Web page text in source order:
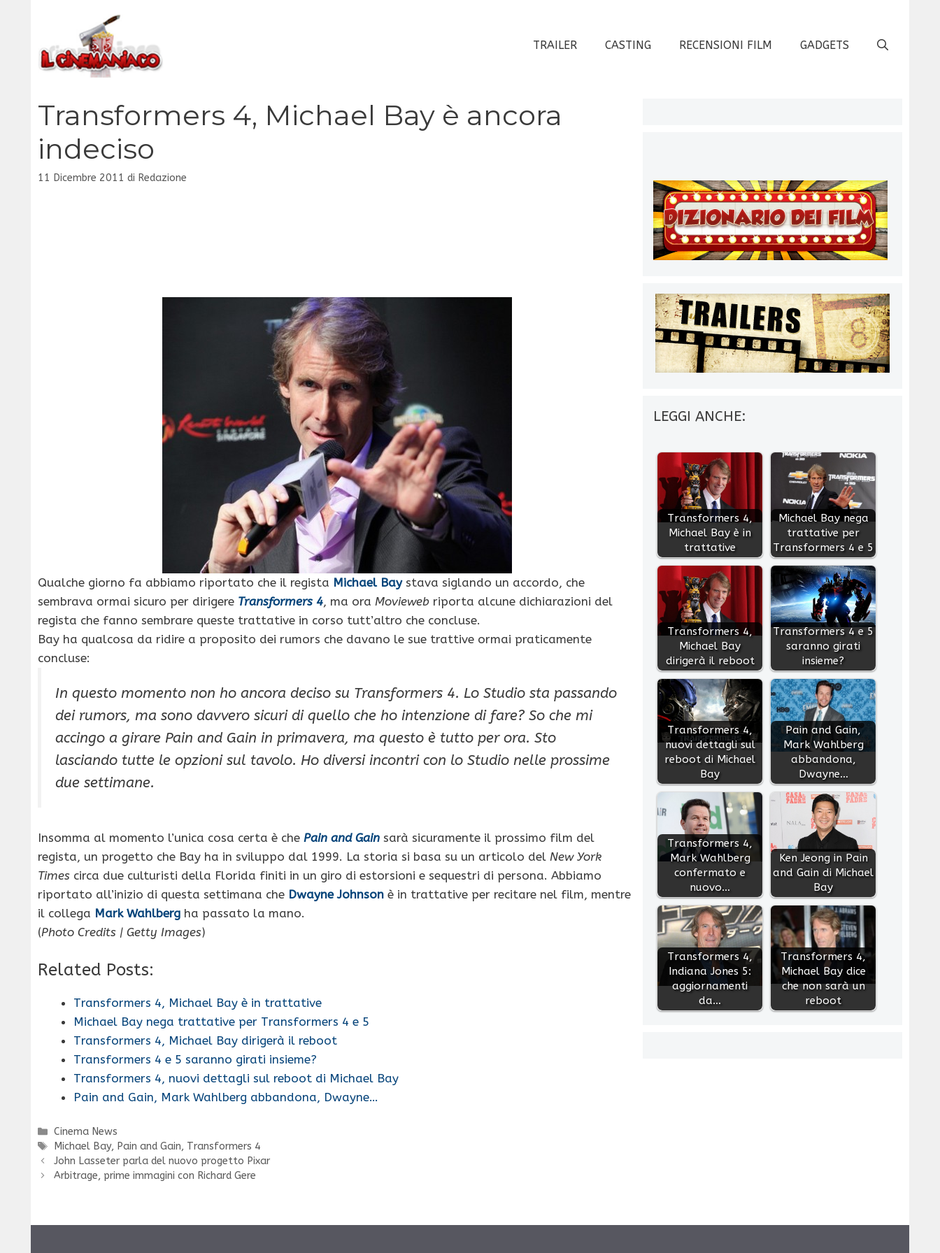
contenuto
TRAILER CASTING RECENSIONI FILM GADGETS
Transformers 4, Michael Bay è ancora
indeciso
11 Dicembre 2011 di Redazione
Qualche giorno fa abbiamo riportato che il regista Michael Baystava siglando un accordo, che
sembrava ormai sicuro per dirigere Transformers 4, ma ora Movieweb riporta alcune dichiarazioni del
regista che fanno sembrare queste trattative in corso tutt’altro che concluse.
Bay ha qualcosa da ridire a proposito dei rumors che davano le sue trattive ormai praticamente
concluse:
In questo momento non ho ancora deciso su Transformers 4. Lo Studio sta passando
dei rumors, ma sono davvero sicuri di quello che ho intenzione di fare? So che mi
accingo a girare Pain and Gain in primavera, ma questo è tutto per ora. Sto
lasciando tutte le opzioni sul tavolo. Ho diversi incontri con lo Studio nelle prossime
due settimane.
Insomma al momento l’unica cosa certa è che Pain and Gain sarà sicuramente il prossimo film del
regista, un progetto che Bay ha in sviluppo dal 1999. La storia si basa su un articolo del New York
Times circa due culturisti della Florida finiti in un giro di estorsioni e sequestri di persona. Abbiamo
riportato all’inizio di questa settimana che Dwayne Johnson è in trattative per recitare nel film, mentre
il collega Mark Wahlberg ha passato la mano.
(Photo Credits | Getty Images)
Related Posts:
Transformers 4, Michael Bay è in trattative
Michael Bay nega trattative per Transformers 4 e 5
Transformers 4, Michael Bay dirigerà il reboot
Transformers 4 e 5 saranno girati insieme?
Transformers 4, nuovi dettagli sul reboot di Michael Bay
Pain and Gain, Mark Wahlberg abbandona, Dwayne…
Categorie
Cinema News
Tag
Michael Bay, Pain and Gain, Transformers 4
John Lasseter parla del nuovo progetto Pixar
Arbitrage, prime immagini con Richard Gere
LEGGI ANCHE:
Transformers 4,
Michael Bay è in
trattative
Michael Bay nega
trattative per
Transformers 4 e 5
Transformers 4,
Michael Bay
dirigerà il reboot
Transformers 4 e 5
saranno girati
insieme?
Transformers 4,
nuovi dettagli sul
reboot di Michael
Bay
Pain and Gain,
Mark Wahlberg
abbandona,
Dwayne…
Transformers 4,
Mark Wahlberg
confermato e
nuovo…
Ken Jeong in Pain
and Gain di Michael
Bay
Transformers 4,
Indiana Jones 5:
aggiornamenti
da…
Transformers 4,
Michael Bay dice
che non sarà un
reboot